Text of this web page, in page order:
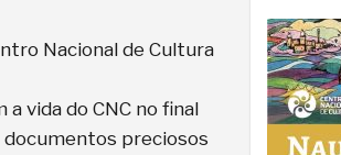
Nacional de Cultura
vida do CNC no final
preciosos